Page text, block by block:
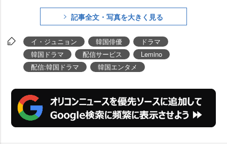
記事全文・写真を大きく見る
イ・ジュニョン 韓国俳優
ドラマ
韓国ドラマ
配信サービス
Lemino
配信:韓国ドラマ
韓国エンタメ